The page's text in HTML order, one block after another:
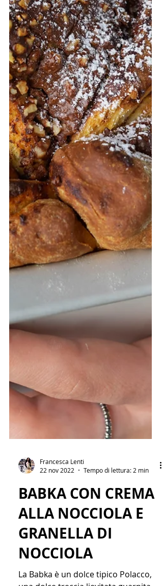
22 nov 2022
Tempo di lettura: 2 min
BABKA CON CREMA
ALLA NOCCIOLA E
GRANELLA DI
NOCCIOLA